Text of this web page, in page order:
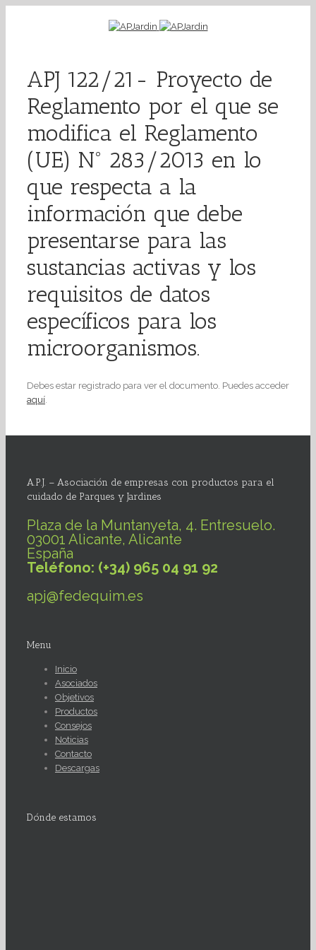
APJ 122/21- Proyecto de
Reglamento por el que se
modifica el Reglamento
(UE) Nº 283/2013 en lo
que respecta a la
información que debe
presentarse para las
sustancias activas y los
requisitos de datos
específicos para los
microorganismos.
Debes estar registrado para ver el documento. Puedes acceder
aquí.
A.P.J. – Asociación de empresas con productos para el
cuidado de Parques y Jardines
Plaza de la Muntanyeta, 4. Entresuelo.
03001 Alicante, Alicante
España
Teléfono: (+34) 965 04 91 92
apj@fedequim.es
Menu
Inicio
Asociados
Objetivos
Productos
Consejos
Noticias
Contacto
Descargas
Dónde estamos